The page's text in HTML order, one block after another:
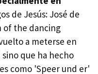
de Jesús: José de
of the dancing
a meterse en
que ha hecho
como 'Speer und er'